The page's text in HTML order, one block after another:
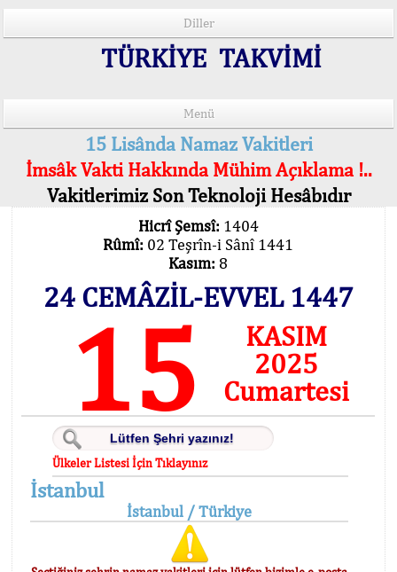
Diller
TÜRKİYE TAKVİMİ
Menü
15 Lisânda Namaz Vakitleri
İmsâk Vakti Hakkında Mühim Açıklama !..
Vakitlerimiz Son Teknoloji Hesâbıdır
Hicrî Şemsî: 1404
Rûmî: 02 Teşrîn-i Sânî 1441
Kasım: 8
24 CEMÂZİL-EVVEL 1447
15
KASIM
2025
Cumartesi
Ülkeler Listesi İçin Tıklayınız
İstanbul
İstanbul / Türkiye